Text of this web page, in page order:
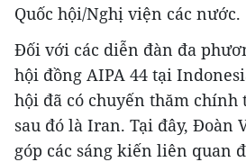
Quốc hội/Nghị viện các nước.
Đối với các diễn đàn đa
hội đồng AIPA 44 tại
hội đã có chuyến thăm chính
sau đó là Iran. Tại đây, Đoàn
góp các sáng kiến liên quan